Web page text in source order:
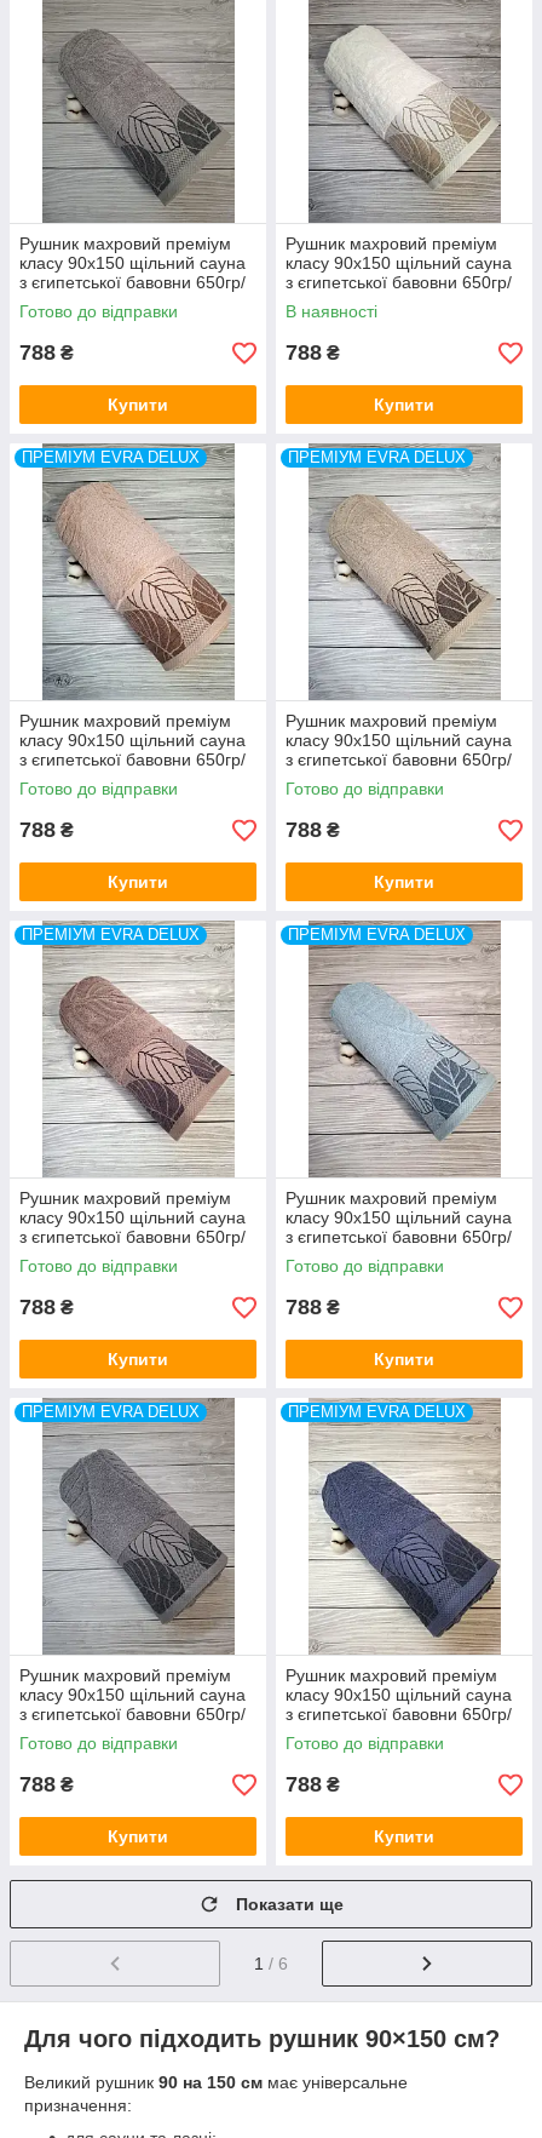
Рушник махровий преміум
класу 90x150 щільний сауна
з єгипетської бавовни 650гр/
м2 Evra DeLux Туреччина
Готово до відправки
788 ₴
Купити
Рушник махровий преміум
класу 90x150 щільний сауна
з єгипетської бавовни 650гр/
м2 Evra DeLux Туреччина
В наявності
788 ₴
Купити
ПРЕМІУМ EVRA DELUX
Рушник махровий преміум
класу 90x150 щільний сауна
з єгипетської бавовни 650гр/
м2 Evra DeLux Туреччина
Готово до відправки
788 ₴
Купити
ПРЕМІУМ EVRA DELUX
Рушник махровий преміум
класу 90x150 щільний сауна
з єгипетської бавовни 650гр/
м2 Evra DeLux Туреччина
Готово до відправки
788 ₴
Купити
ПРЕМІУМ EVRA DELUX
Рушник махровий преміум
класу 90x150 щільний сауна
з єгипетської бавовни 650гр/
м2 Evra DeLux Туреччина
Готово до відправки
788 ₴
Купити
ПРЕМІУМ EVRA DELUX
Рушник махровий преміум
класу 90x150 щільний сауна
з єгипетської бавовни 650гр/
м2 Evra DeLux Туреччина
Готово до відправки
788 ₴
Купити
ПРЕМІУМ EVRA DELUX
Рушник махровий преміум
класу 90x150 щільний сауна
з єгипетської бавовни 650гр/
м2 Evra DeLux Туреччина
Готово до відправки
788 ₴
Купити
ПРЕМІУМ EVRA DELUX
Рушник махровий преміум
класу 90x150 щільний сауна
з єгипетської бавовни 650гр/
м2 Evra DeLux Туреччина
Готово до відправки
788 ₴
Купити
Показати ще
1 / 6
Для чого підходить рушник 90×150 см?
Великий рушник 90 на 150 см має універсальне
призначення: